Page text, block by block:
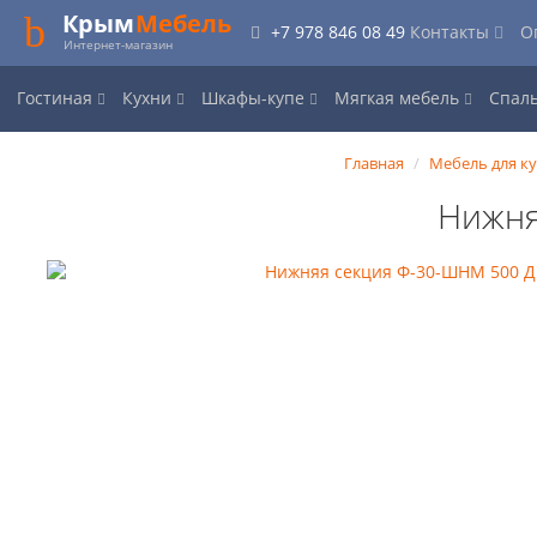
КрымМебель
Интернет-магазин
+7 978 846 08 49 Контакты
Гостиная Кухни Шкафы-купе Мягкая мебель
Главная Мебель для